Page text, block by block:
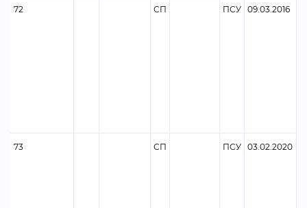
72 СП ПСУ 09.03.2016
73 СП ПСУ 03.02.2020